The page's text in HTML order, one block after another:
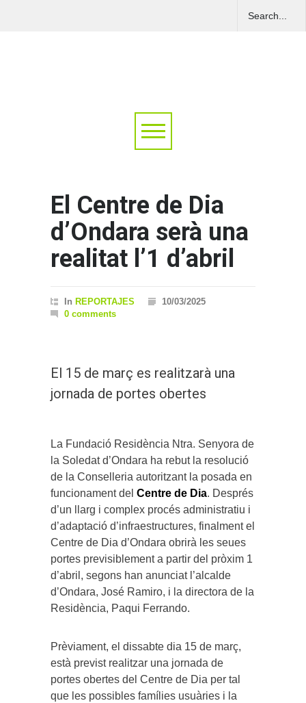
El Centre de Dia
d’Ondara serà una
realitat l’1 d’abril
In REPORTAJES
10/03/2025
0 comments
El 15 de març es realitzarà una
jornada de portes obertes
La Fundació Residència Ntra. Senyora de
la Soledat d’Ondara ha rebut la resolució
de la Conselleria autoritzant la posada en
funcionament del Centre de Dia. Després
d’un llarg i complex procés administratiu i
d’adaptació d’infraestructures, finalment el
Centre de Dia d’Ondara obrirà les seues
portes previsiblement a partir del pròxim 1
d’abril, segons han anunciat l’alcalde
d’Ondara, José Ramiro, i la directora de la
Residència, Paqui Ferrando.
Prèviament, el dissabte dia 15 de març,
està previst realitzar una jornada de
portes obertes del Centre de Dia per tal
que les possibles famílies usuàries i la